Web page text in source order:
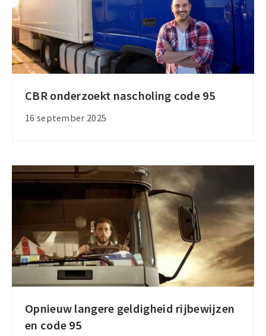
CBR onderzoekt nascholing code 95
16 september 2025
CBR
onderzoekt
95
Opnieuw langere geldigheid rijbewijzen
en code 95
Opnieuw
langere